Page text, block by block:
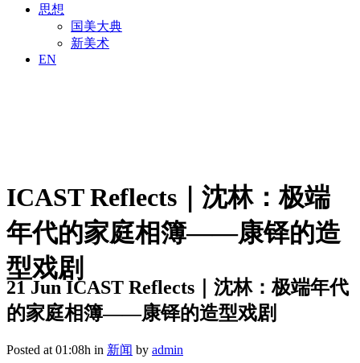
思想
国美大典
新美术
EN
ICAST Reflects｜沈林：极端
年代的家庭相簿——康铎的造
型戏剧
21 JunICAST Reflects｜沈林：极端年代
的家庭相簿——康铎的造型戏剧
Posted at 01:08h in 新闻 by admin